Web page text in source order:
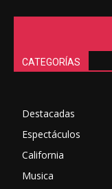
CATEGORÍAS
Destacadas
Espectáculos
California
Musica